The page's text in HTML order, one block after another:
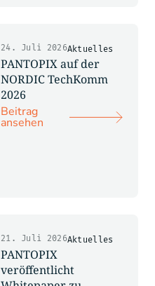
Aktuelles
24. Juli 2026
PANTOPIX auf der
NORDIC TechKomm
2026
Beitrag
ansehen
Aktuelles
21. Juli 2026
PANTOPIX
veröffentlicht